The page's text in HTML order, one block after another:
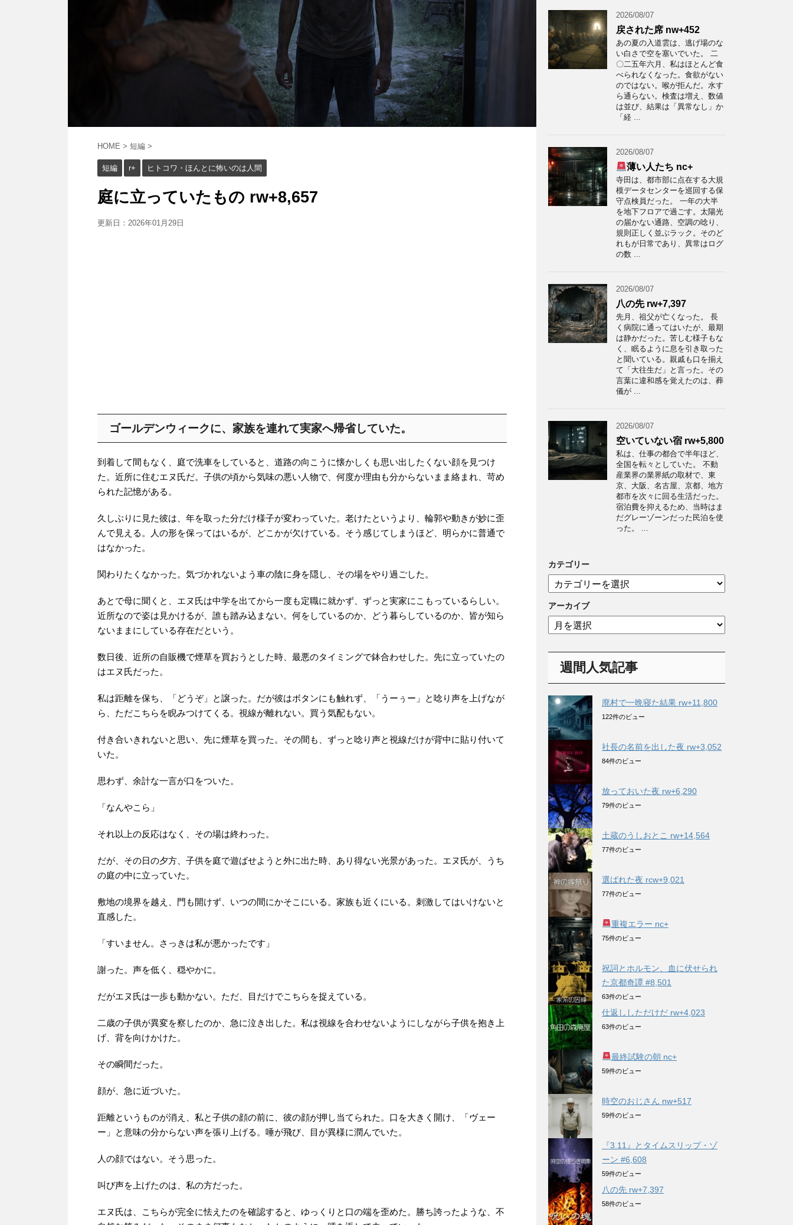
HOME > 短編 >
短編 r+ ヒトコワ・ほんとに怖いのは人間
庭に立っていたもの rw+8,657
更新日： 2026年01月29日
ゴールデンウィークに、家族を連れて実家へ帰省していた。
到着して間もなく、庭で洗車をしていると、道路の向こうに懐かしくも思い出したくない顔を見つけ
た。近所に住むエヌ氏だ。子供の頃から気味の悪い人物で、何度か理由も分からないまま絡まれ、苛め
られた記憶がある。
久しぶりに見た彼は、年を取った分だけ様子が変わっていた。老けたというより、輪郭や動きが妙に歪
んで見える。人の形を保ってはいるが、どこかが欠けている。そう感じてしまうほど、明らかに普通で
はなかった。
関わりたくなかった。気づかれないよう車の陰に身を隠し、その場をやり過ごした。
あとで母に聞くと、エヌ氏は中学を出てから一度も定職に就かず、ずっと実家にこもっているらしい。
近所なので姿は見かけるが、誰も踏み込まない。何をしているのか、どう暮らしているのか、皆が知ら
ないままにしている存在だという。
数日後、近所の自販機で煙草を買おうとした時、最悪のタイミングで鉢合わせした。先に立っていたの
はエヌ氏だった。
私は距離を保ち、「どうぞ」と譲った。だが彼はボタンにも触れず、「うーぅー」と唸り声を上げなが
ら、ただこちらを睨みつけてくる。視線が離れない。買う気配もない。
付き合いきれないと思い、先に煙草を買った。その間も、ずっと唸り声と視線だけが背中に貼り付いて
いた。
思わず、余計な一言が口をついた。
「なんやこら」
それ以上の反応はなく、その場は終わった。
だが、その日の夕方、子供を庭で遊ばせようと外に出た時、あり得ない光景があった。エヌ氏が、うち
の庭の中に立っていた。
敷地の境界を越え、門も開けず、いつの間にかそこにいる。家族も近くにいる。刺激してはいけないと
直感した。
「すいません。さっきは私が悪かったです」
謝った。声を低く、穏やかに。
だがエヌ氏は一歩も動かない。ただ、目だけでこちらを捉えている。
二歳の子供が異変を察したのか、急に泣き出した。私は視線を合わせないようにしながら子供を抱き上
げ、背を向けかけた。
その瞬間だった。
顔が、急に近づいた。
距離というものが消え、私と子供の顔の前に、彼の顔が押し当てられた。口を大きく開け、「ヴェー
ー」と意味の分からない声を張り上げる。唾が飛び、目が異様に潤んでいた。
人の顔ではない。そう思った。
叫び声を上げたのは、私の方だった。
エヌ氏は、こちらが完全に怯えたのを確認すると、ゆっくりと口の端を歪めた。勝ち誇ったような、不
2026/08/07
戻された席 nw+452
あの夏の入道雲は、逃げ場のな
い白さで空を塞いでいた。 二
〇二五年六月、私はほとんど食
べられなくなった。食欲がない
のではない。喉が拒んだ。水す
ら通らない。検査は増え、数値
は並び、結果は「異常なし」か
「経 ...
2026/08/07
薄い人たち nc+
寺田は、都市部に点在する大規
模データセンターを巡回する保
守点検員だった。 一年の大半
を地下フロアで過ごす。太陽光
の届かない通路、空調の唸り、
規則正しく並ぶラック。そのど
れもが日常であり、異常はログ
の数 ...
2026/08/07
八の先 rw+7,397
先月、祖父が亡くなった。 長
く病院に通ってはいたが、最期
は静かだった。苦しむ様子もな
く、眠るように息を引き取った
と聞いている。親戚も口を揃え
て「大往生だ」と言った。その
言葉に違和感を覚えたのは、葬
儀が ...
2026/08/07
空いていない宿 rw+5,800
私は、仕事の都合で半年ほど、
全国を転々としていた。 不動
産業界の業界紙の取材で、東
京、大阪、名古屋、京都、地方
都市を次々に回る生活だった。
宿泊費を抑えるため、当時はま
だグレーゾーンだった民泊を使
った。 ...
カテゴリー
テ
ゴ
リ
ー
アーカイブ
ア
ー
週間人気記事
廃村で一晩寝た結果 rw+11,800
122件のビュー
社長の名前を出した夜 rw+3,052
84件のビュー
放っておいた夜 rw+6,290
79件のビュー
土蔵のうしおとこ rw+14,564
77件のビュー
選ばれた夜 rcw+9,021
77件のビュー
重複エラー nc+
75件のビュー
祝詞とホルモン、血に伏せられ
た京都奇譚 #8,501
63件のビュー
仕返ししただけだ rw+4,023
63件のビュー
最終試験の朝 nc+
59件のビュー
時空のおじさん nw+517
59件のビュー
『3.11』とタイムスリップ・ゾ
ーン #6,608
59件のビュー
八の先 rw+7,397
58件のビュー